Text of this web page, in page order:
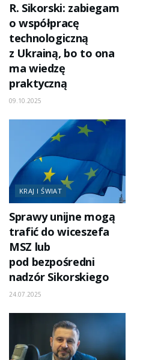
R. Sikorski: zabiegam
o współpracę
technologiczną
z Ukrainą, bo to ona
ma wiedzę
praktyczną
09.10.2025
KRAJ I ŚWIAT
Sprawy unijne mogą
trafić do wiceszefa
MSZ lub
pod bezpośredni
nadzór Sikorskiego
24.07.2025